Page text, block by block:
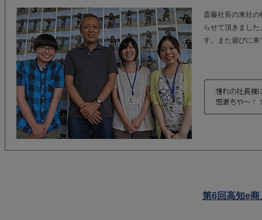
斎藤社長の来社
らせて頂きまし
す。また遊びに来
第6回高知e